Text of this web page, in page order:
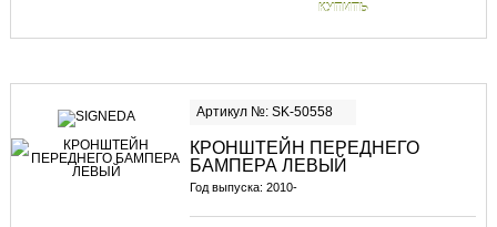
КУПИТЬ
Артикул №: SK-50558
КРОНШТЕЙН ПЕРЕДНЕГО
БАМПЕРА ЛЕВЫЙ
Год выпуска: 2010-